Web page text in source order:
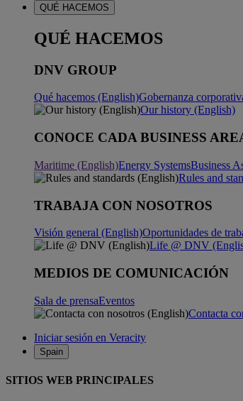
QUÉ HACEMOS
QUÉ HACEMOS
DNV GROUP
Qué hacemos (English)Gobernanza
Our history (English)
CONOCE CADA BUSINESS
Maritime (English)Energy SystemsBusiness
Rules and
TRABAJA CON NOSOTROS
Visión general (English)Oportunidades de
Life @ DNV
MEDIOS DE COMUNICACIÓN
Sala de prensaEventos
Contacta
Iniciar sesión en Veracity
Spain
SITIOS WEB PRINCIPALES